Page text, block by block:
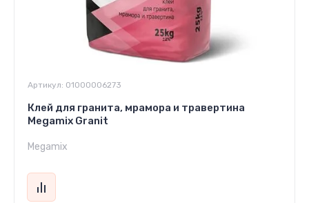
Артикул: 01000006273
Клей для гранита, мрамора и травертина
Megamix Granit
Megamix